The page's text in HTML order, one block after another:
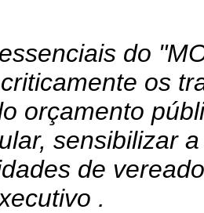
do
os
orçamento
sensibilizar
de
.